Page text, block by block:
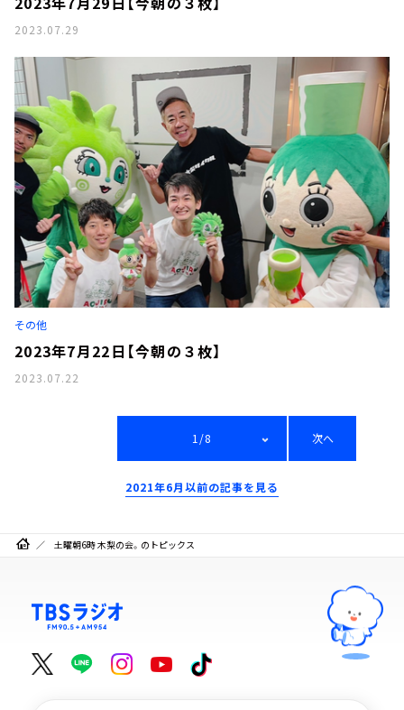
2023.07.29
その他
2023年7月22日【今朝の３枚】
2023.07.22
1/8 次へ
2021年6月以前の記事を見る
土曜朝6時 木梨の会。のトピックス